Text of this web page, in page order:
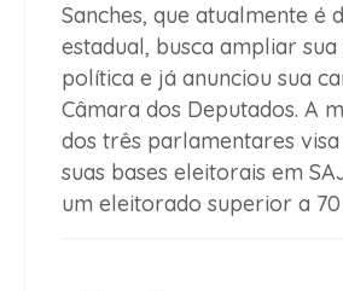
Sanches, que atualmente é
estadual, busca ampliar
política e já anunciou sua
Câmara dos Deputados. A
dos três parlamentares
suas bases eleitorais em
um eleitorado superior a 70